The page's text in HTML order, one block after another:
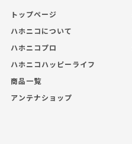
トップページ
ハホニコについて
ハホニコプロ
ハホニコハッピーライフ
商品一覧
アンテナショップ